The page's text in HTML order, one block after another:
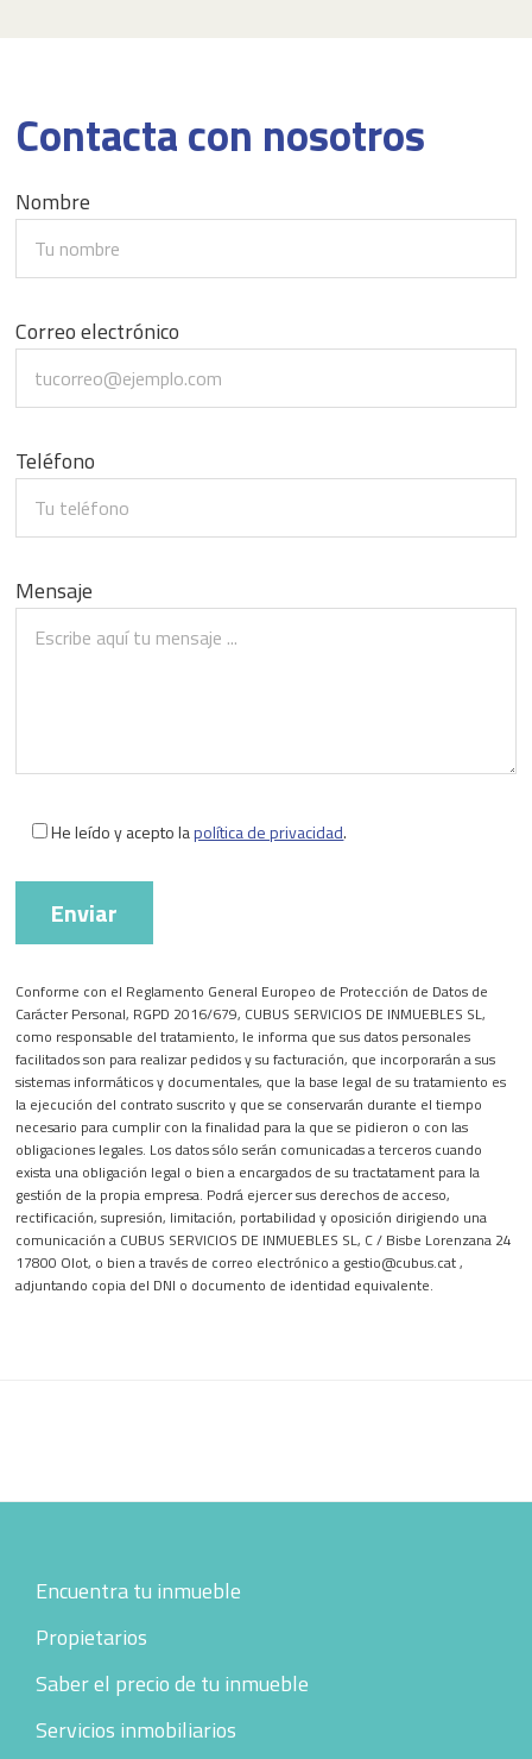
Contacta con nosotros
Nombre
Correo electrónico
Teléfono
Mensaje
He leído y acepto lapolítica de privacidad.
Conforme con el Reglamento General Europeo de Protección de Datos de
Carácter Personal, RGPD 2016/679, CUBUS SERVICIOS DE INMUEBLES SL,
como responsable del tratamiento, le informa que sus datos personales
facilitados son para realizar pedidos y su facturación, que incorporarán a sus
sistemas informáticos y documentales, que la base legal de su tratamiento es
la ejecución del contrato suscrito y que se conservarán durante el tiempo
necesario para cumplir con la finalidad para la que se pidieron o con las
obligaciones legales. Los datos sólo serán comunicadas a terceros cuando
exista una obligación legal o bien a encargados de su tractatament para la
gestión de la propia empresa. Podrá ejercer sus derechos de acceso,
rectificación, supresión, limitación, portabilidad y oposición dirigiendo una
comunicación a CUBUS SERVICIOS DE INMUEBLES SL, C / Bisbe Lorenzana 24
17800 Olot, o bien a través de correo electrónico a gestio@cubus.cat ,
adjuntando copia del DNI o documento de identidad equivalente.
Footer
Encuentra tu inmueble
Propietarios
Saber el precio de tu inmueble
Servicios inmobiliarios